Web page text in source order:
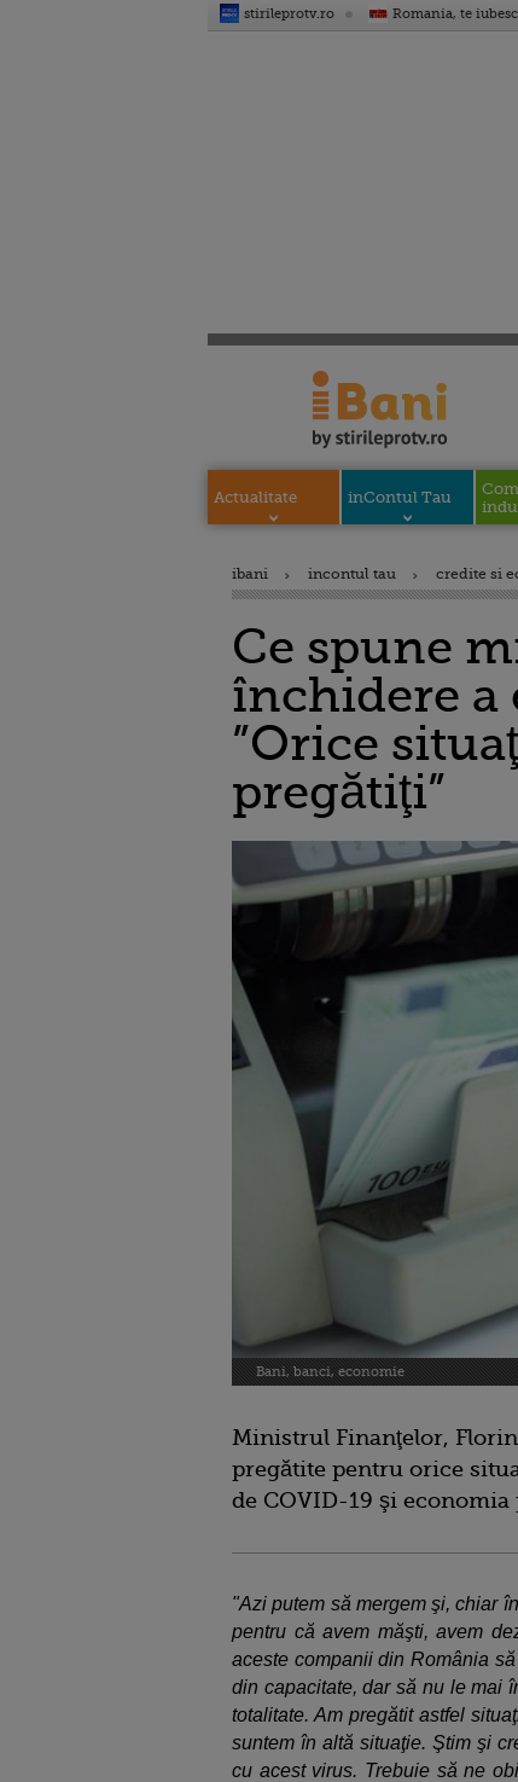
stirileprotv.ro Romania, te iubesc
Actualitate inContul Tau
ibani incontul tau credite si
Ce spune
închidere a
”Orice
pregătiţi”
Bani, banci, economie
Ministrul Finanţelor,
pregătite pentru orice
de COVID-19 şi
"Azi putem să mergem şi, chiar
pentru că avem măşti, avem
aceste companii din România
din capacitate, dar să nu le mai
totalitate. Am pregătit astfel
suntem în altă situaţie. Ştim şi
cu acest virus. Trebuie să ne